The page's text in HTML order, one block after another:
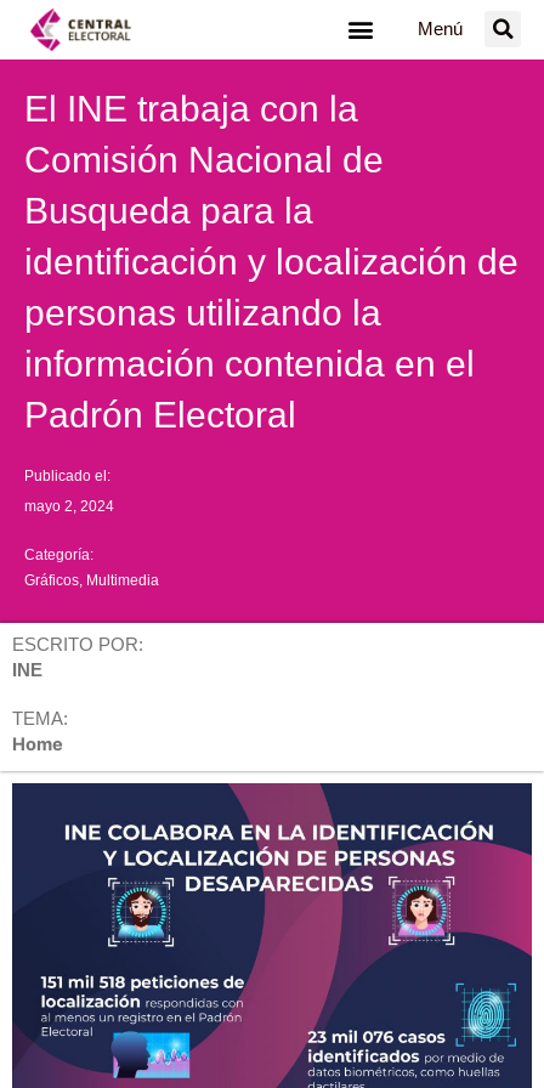
Menú
El INE trabaja con la
Comisión Nacional de
Busqueda para la
identificación y localización de
personas utilizando la
información contenida en el
Padrón Electoral
Publicado el:
mayo 2, 2024
Categoría:
Gráficos Multimedia
ESCRITO POR:
INE
TEMA:
Home